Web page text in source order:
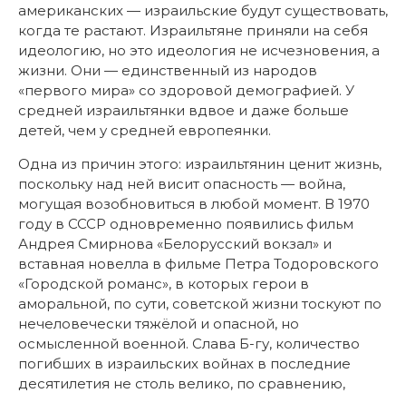
американских — израильские будут существовать,
когда те растают. Израильтяне приняли на себя
идеологию, но это идеология не исчезновения, а
жизни. Они — единственный из народов
«первого мира» со здоровой демографией. У
средней израильтянки вдвое и даже больше
детей, чем у средней европеянки.
Одна из причин этого: израильтянин ценит жизнь,
поскольку над ней висит опасность — война,
могущая возобновиться в любой момент. В 1970
году в СССР одновременно появились фильм
Андрея Смирнова «Белорусский вокзал» и
вставная новелла в фильме Петра Тодоровского
«Городской романс», в которых герои в
аморальной, по сути, советской жизни тоскуют по
нечеловечески тяжёлой и опасной, но
осмысленной военной. Слава Б-гу, количество
погибших в израильских войнах в последние
десятилетия не столь велико, по сравнению,